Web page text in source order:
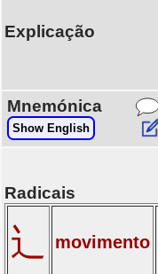
Explicação
Mnemónica
Show English
Radicais
辶 movimento